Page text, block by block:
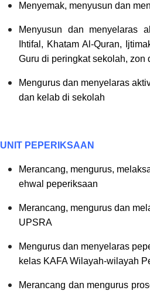
Menyemak, menyusun dan
Menyusun dan menyelaras
Ihtifal, Khatam Al-Quran,
Guru di peringkat sekolah, zon
Mengurus dan menyelaras
dan kelab di sekolah
UNIT PEPERIKSAAN
Merancang, mengurus,
ehwal peperiksaan
Merancang, mengurus dan
UPSRA
Mengurus dan menyelaras
kelas KAFA Wilayah-wilayah
Merancang dan mengurus